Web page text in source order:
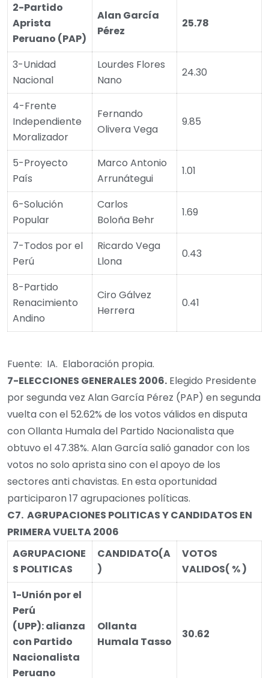
2-Partido
Aprista
Peruano (PAP)
Alan García
Pérez
25.78
3-Unidad
Nacional
Lourdes Flores
Nano
24.30
4-Frente
Independiente
Moralizador
Fernando
Olivera Vega
9.85
5-Proyecto
País
Marco Antonio
Arrunátegui
1.01
6-Solución
Popular
Carlos
Boloña Behr
1.69
7-Todos por el
Perú
Ricardo Vega
Llona
0.43
8-Partido
Renacimiento
Andino
Ciro Gálvez
Herrera
0.41
Fuente: IA. Elaboración propia.
7-ELECCIONES GENERALES 2006. Elegido Presidente
por segunda vez Alan García Pérez (PAP) en segunda
vuelta con el 52.62% de los votos válidos en disputa
con Ollanta Humala del Partido Nacionalista que
obtuvo el 47.38%. Alan García salió ganador con los
votos no solo aprista sino con el apoyo de los
sectores anti chavistas. En esta oportunidad
participaron 17 agrupaciones políticas.
C7. AGRUPACIONES POLITICAS Y CANDIDATOS EN
PRIMERA VUELTA 2006
AGRUPACIONE
S POLITICAS
CANDIDATO(A
)
VOTOS
VALIDOS( % )
1-Unión por el
Perú
(UPP):alianza
con Partido
Nacionalista
Peruano
Ollanta
Humala Tasso
30.62